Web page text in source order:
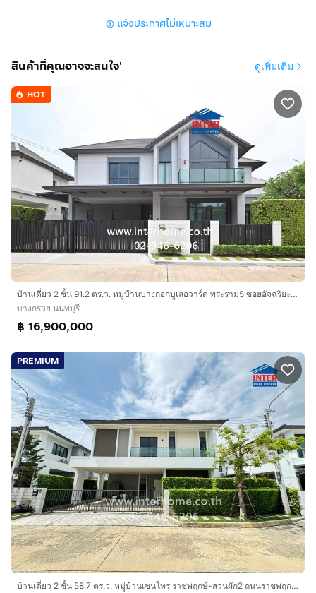
พื้นชั้นล่างปูกระเบื้องแกรนิตโต พื้นชั้นบนปูไม้ปาร์เก้
ทำเลดีสถานที่ใกล้เคียง
ใกล้เซ็นทรัล เวสต์เกต เดอะคริสตัลราชพฤกษ์ เดอะวอล์ครา
ชพฤกษ์ โฮมโปรราชพฤกษ์โรงพยาบาลเจ้าพระยา โรง
พยาบาลเกษมราษฎร์รัตนาธิเบศร์ โรงพยาบาลเกษมราษฎร์
บางแคโรงพยาบาลพญาไท 3 โรงพยาบาลธนบุรี ทวีวัฒนา
โรงเรียนอัสสัมชัญธนบุรี โรงเรียนสตรีนนทบุรี โรงเรียน
เทพศิรินทร์นนทบุรี
การเดินทางสะดวก
บนถนนราชพฤกษ์ ถนนกาญจนาภิเษก ถนนบรมราชชนนี
ถนนพระราม 5
ใกล้ทางด่วนศรีรัช
บริษัท อินเตอร์โฮม เรียลตี้ เอสเตท จำกัด
Interhome Realty Estate
โทร.กดเพื่อดูเบอร์โทร xxxxxx206
https://www.interhome.co.th/propertydetail.php?
propcode=63943
แจ้งประกาศไม่เหมาะสม
สินค้าที่คุณอาจจะสนใจ' ดูเพิ่มเติม
HOT
บ้านเดี่ยว 2 ชั้น 91.2 ตร.ว. หมู่บ้านบางกอกบูเลอวาร์ด พระราม5 ซอยอัจฉริยะประสิทธิ์1 ถนนราชพฤกษ์ ถนนนครอินทร์ บางกรวย นนทบุรี
บางกรวย นนทบุรี
฿ 16,900,000
PREMIUM
บ้านเดี่ยว 2 ชั้น 58.7 ตร.ว. หมู่บ้านเซนโทร ราชพฤกษ์-สวนผัก2 ถนนราชพฤกษ์ ถนนบรมราชชนนี บางกรวย นนทบุรี